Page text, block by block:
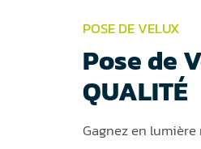
POSE DE VELUX
Pose de
QUALITÉ
Gagnez en